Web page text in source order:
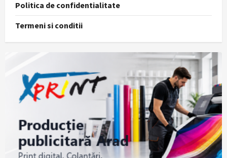
Politica de confidentialitate
Termeni si conditii